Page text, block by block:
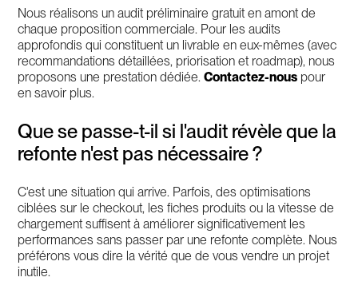
Nous réalisons un audit préliminaire gratuit en amont de
chaque proposition commerciale. Pour les audits
approfondis qui constituent un livrable en eux-mêmes (avec
recommandations détaillées, priorisation et roadmap), nous
proposons une prestation dédiée.Contactez-nous pour
en savoir plus.
Que se passe-t-il si l'audit révèle que la
refonte n'est pas nécessaire ?
C'est une situation qui arrive. Parfois, des optimisations
ciblées sur le checkout, les fiches produits ou la vitesse de
chargement suffisent à améliorer significativement les
performances sans passer par une refonte complète. Nous
préférons vous dire la vérité que de vous vendre un projet
inutile.